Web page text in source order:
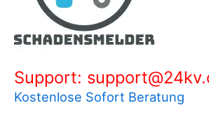
Support:
Kostenlose Sofort Beratung